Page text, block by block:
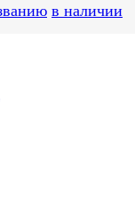
в наличии